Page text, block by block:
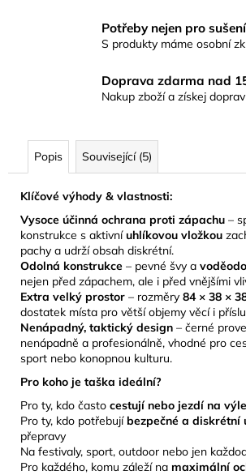
Potřeby nejen pro sušení
S produkty máme osobní
Doprava zdarma nad
Nakup zboží a získej
Popis Související (5)
Klíčové výhody & vlastnosti:
Vysoce účinná ochrana proti zápachu –
konstrukce s aktivníuhlíkovou vložkou
pachy a udrží obsah diskrétní.
Odolná konstrukce – pevné švy a
nejen před zápachem, ale i před vnějšími
Extra velký prostor – rozměry 84 × 38 ×
dostatek místa pro větší objemy věcí i
Nenápadný, taktický design – černé
nenápadně a profesionálně, vhodné pro
sport nebo konopnou kulturu.
Pro koho je taška ideální?
Pro ty, kdo často cestují nebo jezdí na
Pro ty, kdo potřebují bezpečné a diskrétní
přepravy
Na festivaly, sport, outdoor nebo jen
Pro každého, komu záleží na maximální